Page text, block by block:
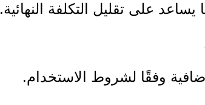
على تقليل التكلفة النهائية.
وفقًا لشروط الاستخدام.